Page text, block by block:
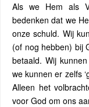
Als we Hem als
bedenken dat we
onze schuld. Wij
(of nog hebben) bij
betaald. Wij
we kunnen er zelfs
Alleen het
voor God om ons